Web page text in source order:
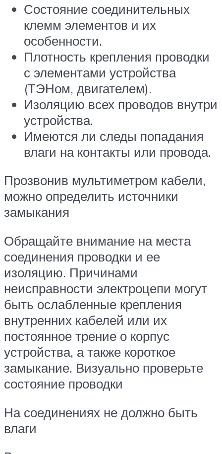
Состояние соединительных
клемм элементов и их
особенности.
Плотность крепления проводки
с элементами устройства
(ТЭНом, двигателем).
Изоляцию всех проводов внутри
устройства.
Имеются ли следы попадания
влаги на контакты или провода.
Прозвонив мультиметром кабели,
можно определить источники
замыкания
Обращайте внимание на места
соединения проводки и ее
изоляцию. Причинами
неисправности электроцепи могут
быть ослабленные крепления
внутренних кабелей или их
постоянное трение о корпус
устройства, а также короткое
замыкание. Визуально проверьте
состояние проводки
На соединениях не должно быть
влаги